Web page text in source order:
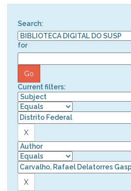
Search:
for
Current filters: